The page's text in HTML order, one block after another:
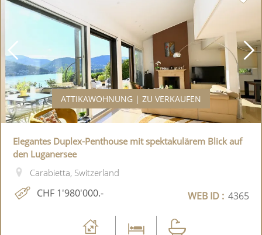
ATTIKAWOHNUNG | ZU VERKAUFEN
Elegantes Duplex-Penthouse mit spektakulärem Blick auf
den Luganersee
Carabietta, Switzerland
CHF 1'980'000.- WEB ID : 4365